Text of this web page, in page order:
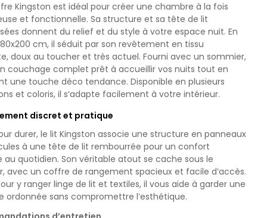
Kingston est idéal pour créer une chambre à la fois
et fonctionnelle. Sa structure et sa tête de lit
donnent du relief et du style à votre espace nuit. En
cm, il séduit par son revêtement en tissu
doux au toucher et très actuel. Fourni avec un sommier,
couchage complet prêt à accueillir vos nuits tout en
une touche déco tendance. Disponible en plusieurs
et coloris, il s’adapte facilement à votre intérieur.
discret et pratique
durer, le lit Kingston associe une structure en panneaux
à une tête de lit rembourrée pour un confort
au quotidien. Son véritable atout se cache sous le
avec un coffre de rangement spacieux et facile d’accès.
y ranger linge de lit et textiles, il vous aide à garder une
ordonnée sans compromettre l’esthétique.